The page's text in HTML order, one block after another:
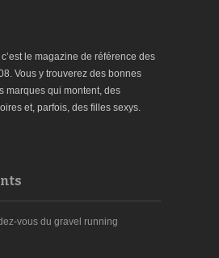
c’est le magazine de référence des
Vous y trouverez des bonnes
marques qui montent, des
et, parfois, des filles sexys.
vous du gravel running